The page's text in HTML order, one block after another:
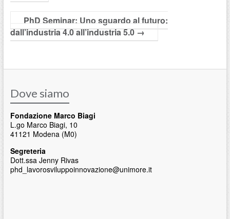
PhD Seminar: Uno sguardo al futuro:
dall’industria 4.0 all’industria 5.0→
Dove siamo
Fondazione Marco Biagi
L.go Marco Biagi, 10
41121 Modena (M0)
Segreteria
Dott.ssa Jenny Rivas
phd_lavorosviluppoinnovazione@unimore.it